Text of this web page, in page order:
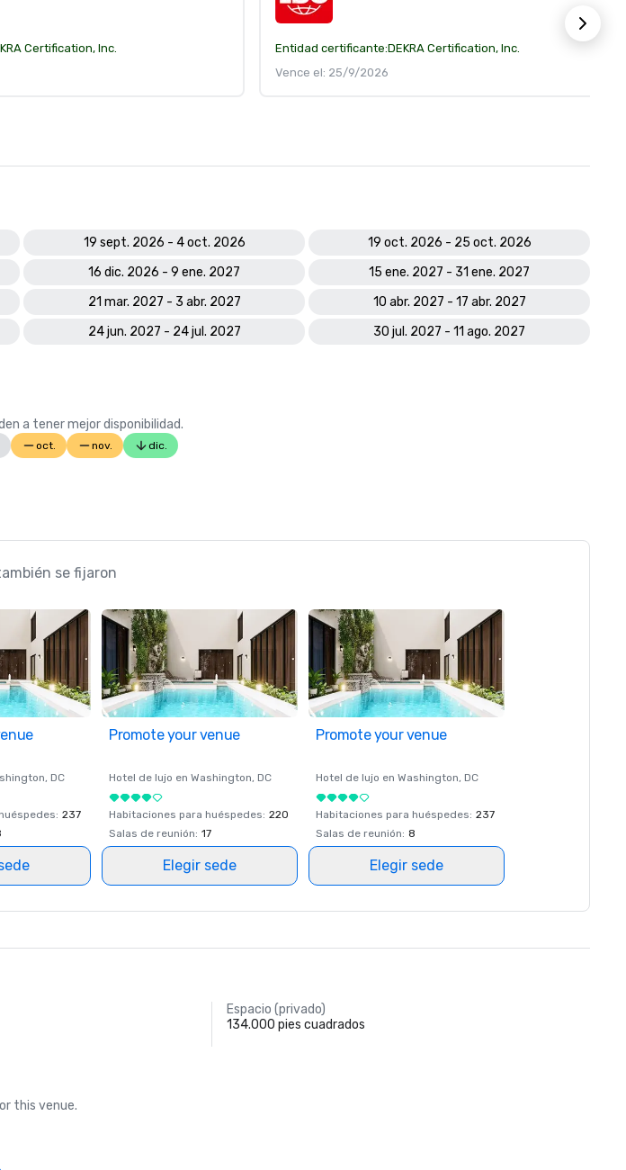
Certification, Inc.
Entidad certificante:DEKRA Certification, Inc.
Vence el: 25/9/2026
19 sept. 2026 - 4 oct. 2026
19 oct. 2026 - 25 oct. 2026
16 dic. 2026 - 9 ene. 2027
15 ene. 2027 - 31 ene. 2027
21 mar. 2027 - 3 abr. 2027
10 abr. 2027 - 17 abr. 2027
24 jun. 2027 - 24 jul. 2027
30 jul. 2027 - 11 ago. 2027
a tener mejor disponibilidad.
oct. nov. dic.
se fijaron
, DC
: 237
Promote your venue
Hotel de lujo en Washington, DC
Habitaciones para huéspedes: 220
Salas de reunión: 17
Elegir sede
Promote your venue
Hotel de lujo en Washington, DC
Habitaciones para huéspedes: 237
Salas de reunión: 8
Elegir sede
Espacio (privado)
134.000 pies cuadrados
this venue.